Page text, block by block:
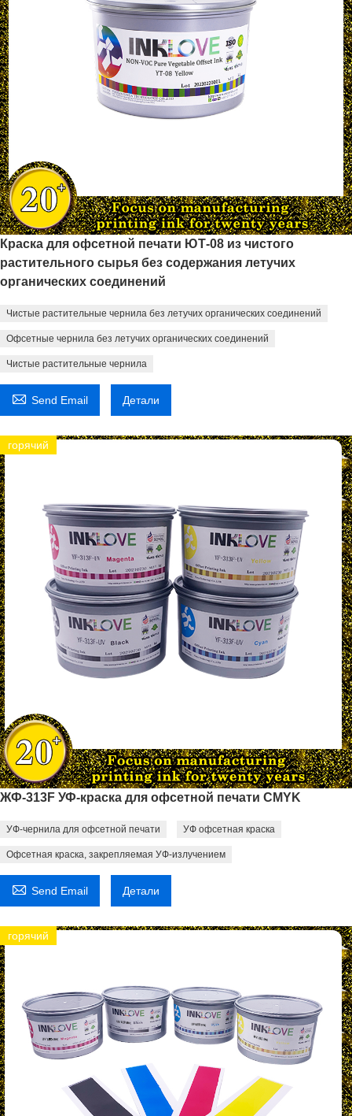
Краска для офсетной печати ЮТ-08 из чистого
растительного сырья без содержания летучих
органических соединений
Чистые растительные чернила без летучих органических соединений
Офсетные чернила без летучих органических соединений
Чистые растительные чернила
 Send Email Детали
горячий
ЖФ-313F УФ-краска для офсетной печати CMYK
УФ-чернила для офсетной печати УФ офсетная краска
Офсетная краска, закрепляемая УФ-излучением
 Send Email Детали
горячий